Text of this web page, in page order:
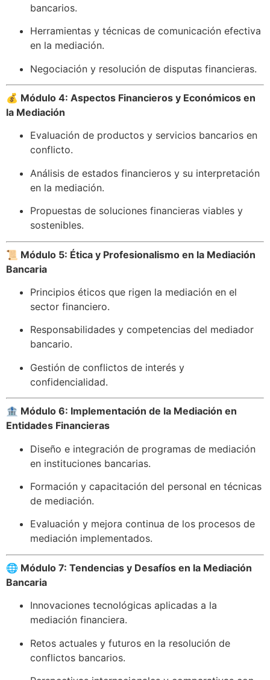
bancarios.​
Herramientas y técnicas de comunicación efectiva
en la mediación.​
Negociación y resolución de disputas financieras.
💰 Módulo 4: Aspectos Financieros y Económicos en
la Mediación
Evaluación de productos y servicios bancarios en
conflicto.​
Análisis de estados financieros y su interpretación
en la mediación.​
Propuestas de soluciones financieras viables y
sostenibles.
📜 Módulo 5: Ética y Profesionalismo en la Mediación
Bancaria
Principios éticos que rigen la mediación en el
sector financiero.​
Responsabilidades y competencias del mediador
bancario.​
Gestión de conflictos de interés y
confidencialidad.
🏦 Módulo 6: Implementación de la Mediación en
Entidades Financieras
Diseño e integración de programas de mediación
en instituciones bancarias.​
Formación y capacitación del personal en técnicas
de mediación.​
Evaluación y mejora continua de los procesos de
mediación implementados.
🌐 Módulo 7: Tendencias y Desafíos en la Mediación
Bancaria
Innovaciones tecnológicas aplicadas a la
mediación financiera.​
Retos actuales y futuros en la resolución de
conflictos bancarios.​